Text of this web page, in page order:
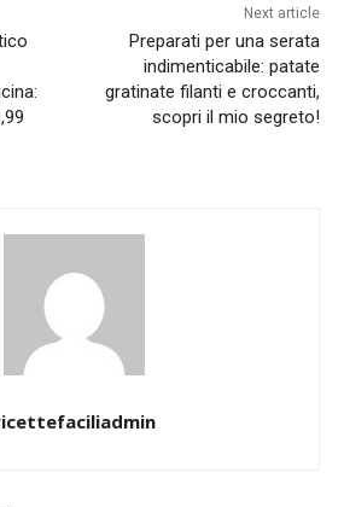
Next article
Preparati per una serata
indimenticabile: patate
gratinate filanti e croccanti,
scopri il mio segreto!